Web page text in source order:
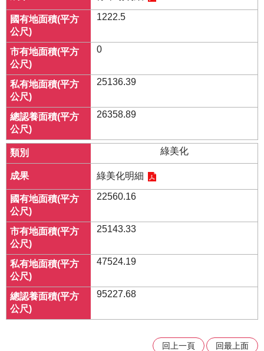
1222.5
0
25136.39
26358.89
綠美化
綠美化明細
22560.16
25143.33
47524.19
95227.68
回上一頁 回最上面